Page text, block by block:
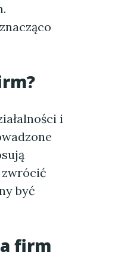
?
i
być
firm